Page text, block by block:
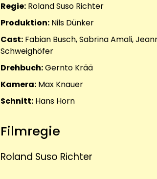
Regie: Roland Suso Richter
Produktion: Nils Dünker
Cast: Fabian Busch, Sabrina Amali,
Schweighöfer
Drehbuch:Gernto Krää
Kamera: Max Knauer
Schnitt: Hans Horn
Filmregie
Roland Suso Richter